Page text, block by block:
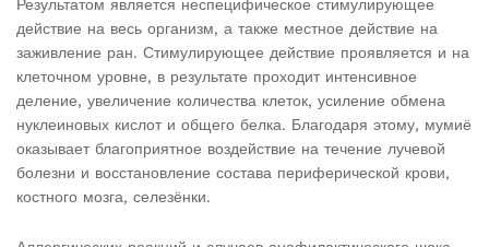
Результатом является неспецифическое стимулирующее
действие на весь организм, а также местное действие на
заживление ран. Стимулирующее действие проявляется и на
клеточном уровне, в результате проходит интенсивное
деление, увеличение количества клеток, усиление обмена
нуклеиновых кислот и общего белка. Благодаря этому, мумиё
оказывает благоприятное воздействие на течение лучевой
болезни и восстановление состава периферической крови,
костного мозга, селезёнки.